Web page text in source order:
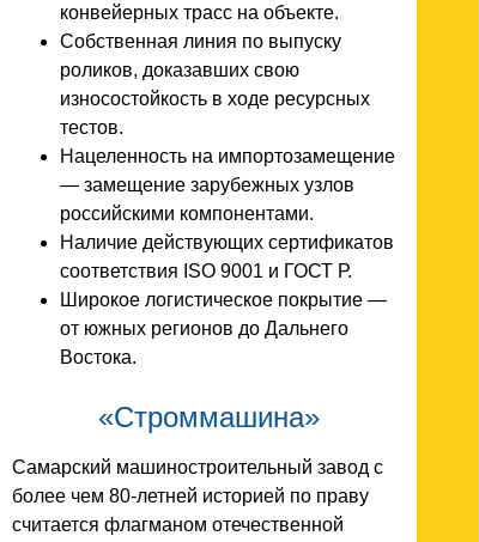
конвейерных трасс на объекте.
Собственная линия по выпуску
роликов, доказавших свою
износостойкость в ходе ресурсных
тестов.
Нацеленность на импортозамещение
— замещение зарубежных узлов
российскими компонентами.
Наличие действующих сертификатов
соответствия ISO 9001 и ГОСТ Р.
Широкое логистическое покрытие —
от южных регионов до Дальнего
Востока.
«Строммашина»
Самарский машиностроительный завод с
более чем 80-летней историей по праву
считается флагманом отечественной